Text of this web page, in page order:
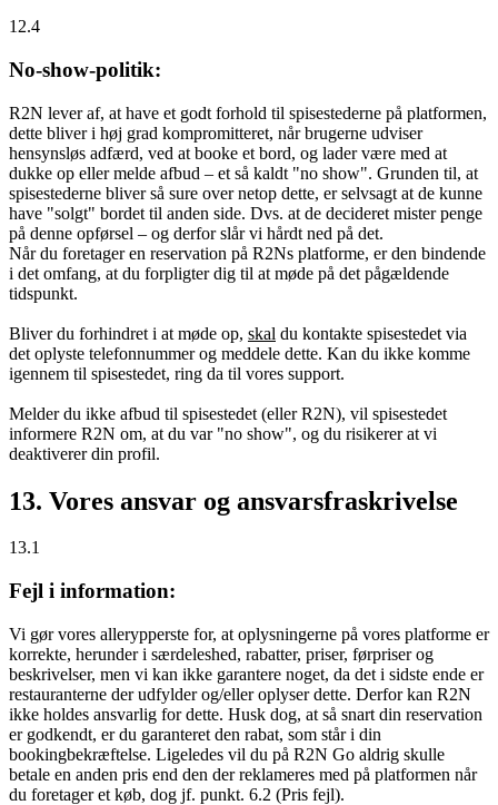
12.4
No-show-politik:
R2N lever af, at have et godt forhold til spisestederne på platformen,
dette bliver i høj grad kompromitteret, når brugerne udviser
hensynsløs adfærd, ved at booke et bord, og lader være med at
dukke op eller melde afbud – et så kaldt "no show". Grunden til, at
spisestederne bliver så sure over netop dette, er selvsagt at de kunne
have "solgt" bordet til anden side. Dvs. at de decideret mister penge
på denne opførsel – og derfor slår vi hårdt ned på det.
Når du foretager en reservation på R2Ns platforme, er den bindende
i det omfang, at du forpligter dig til at møde på det pågældende
tidspunkt.
Bliver du forhindret i at møde op, skal du kontakte spisestedet via
det oplyste telefonnummer og meddele dette. Kan du ikke komme
igennem til spisestedet, ring da til vores support.
Melder du ikke afbud til spisestedet (eller R2N), vil spisestedet
informere R2N om, at du var "no show", og du risikerer at vi
deaktiverer din profil.
13. Vores ansvar og ansvarsfraskrivelse
13.1
Fejl i information:
Vi gør vores allerypperste for, at oplysningerne på vores platforme er
korrekte, herunder i særdeleshed, rabatter, priser, førpriser og
beskrivelser, men vi kan ikke garantere noget, da det i sidste ende er
restauranterne der udfylder og/eller oplyser dette. Derfor kan R2N
ikke holdes ansvarlig for dette. Husk dog, at så snart din reservation
er godkendt, er du garanteret den rabat, som står i din
bookingbekræftelse. Ligeledes vil du på R2N Go aldrig skulle
betale en anden pris end den der reklameres med på platformen når
du foretager et køb, dog jf. punkt. 6.2 (Pris fejl).